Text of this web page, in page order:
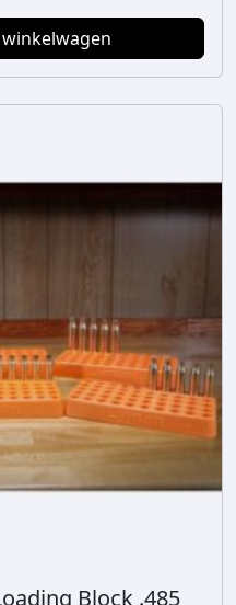
Block .485